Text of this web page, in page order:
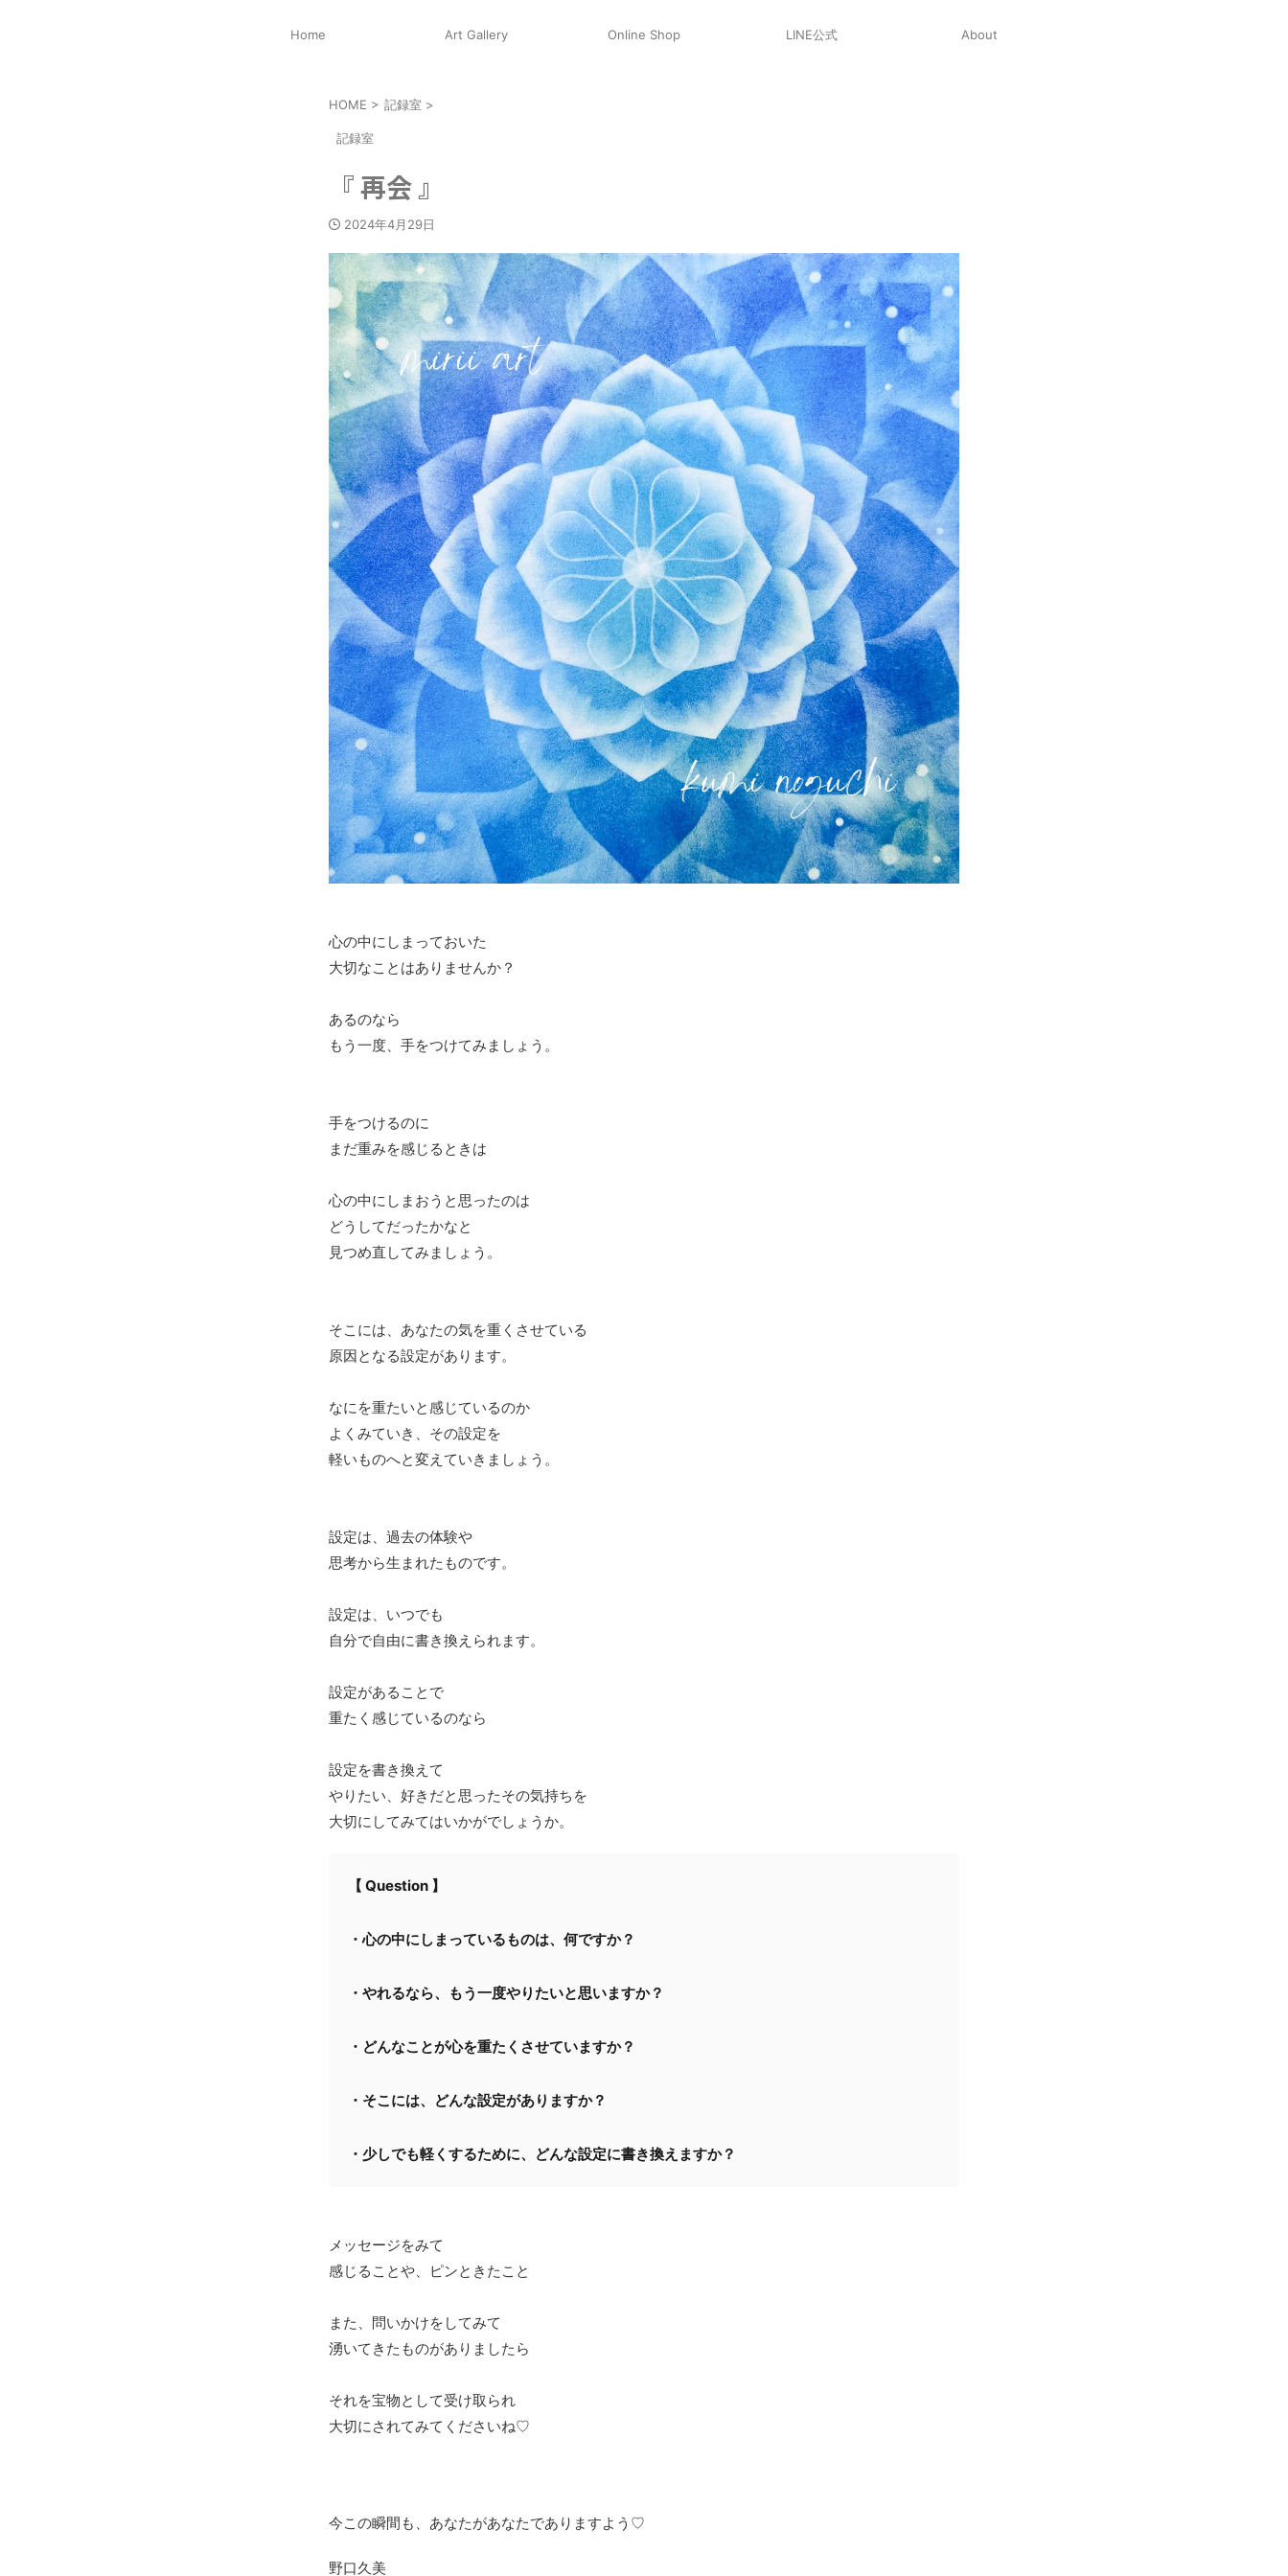
Home Art Gallery Online Shop LINE公式 About
HOME > 記録室 >
記録室
『 再会 』
2024年4月29日
心の中にしまっておいた
大切なことはありませんか？
あるのなら
もう一度、手をつけてみましょう。
手をつけるのに
まだ重みを感じるときは
心の中にしまおうと思ったのは
どうしてだったかなと
見つめ直してみましょう。
そこには、あなたの気を重くさせている
原因となる設定があります。
なにを重たいと感じているのか
よくみていき、その設定を
軽いものへと変えていきましょう。
設定は、過去の体験や
思考から生まれたものです。
設定は、いつでも
自分で自由に書き換えられます。
設定があることで
重たく感じているのなら
設定を書き換えて
やりたい、好きだと思ったその気持ちを
大切にしてみてはいかがでしょうか。
【 Question 】
・心の中にしまっているものは、何ですか？
・やれるなら、もう一度やりたいと思いますか？
・どんなことが心を重たくさせていますか？
・そこには、どんな設定がありますか？
・少しでも軽くするために、どんな設定に書き換えますか？
メッセージをみて
感じることや、ピンときたこと
また、問いかけをしてみて
湧いてきたものがありましたら
それを宝物として受け取られ
大切にされてみてくださいね♡
今この瞬間も、あなたがあなたでありますよう♡
野口久美